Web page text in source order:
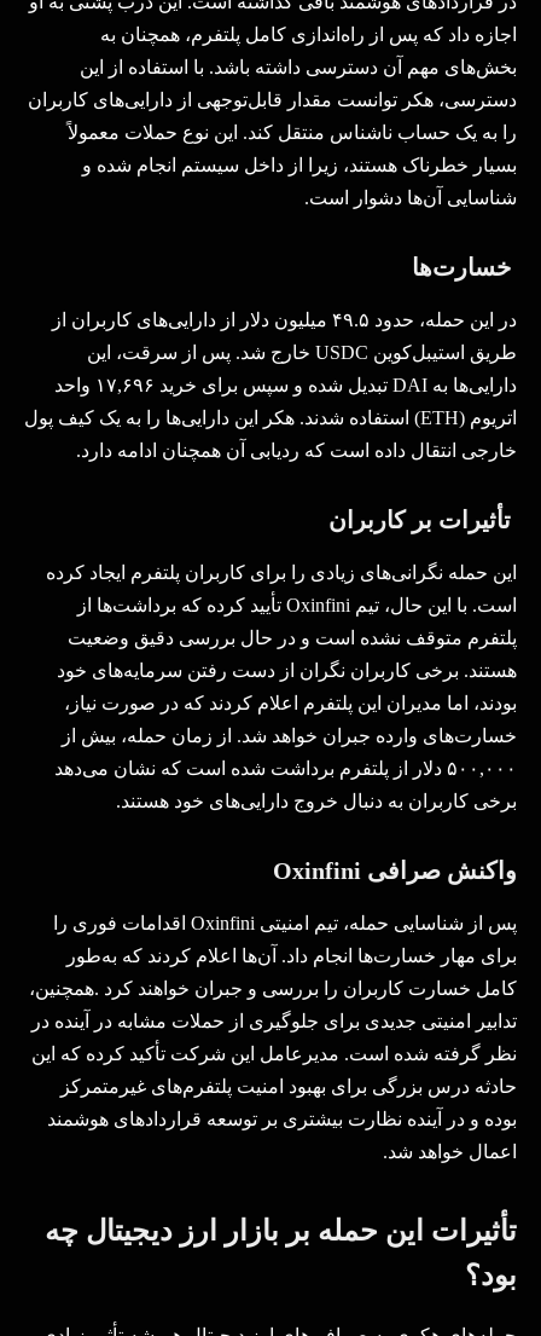
اجازه داد که پس از راه‌اندازی کامل پلتفرم، همچنان به
بخش‌های مهم آن دسترسی داشته باشد. با استفاده از این
دسترسی، هکر توانست مقدار قابل‌توجهی از دارایی‌های کاربران
را به یک حساب ناشناس منتقل کند. این نوع حملات معمولاً
بسیار خطرناک هستند، زیرا از داخل سیستم انجام شده و
شناسایی آن‌ها دشوار است.
خسارت‌ها
در این حمله، حدود ۴۹.۵ میلیون دلار از دارایی‌های کاربران از
طریق استیبل‌کوین USDC خارج شد. پس از سرقت، این
دارایی‌ها به DAI تبدیل شده و سپس برای خرید ۱۷,۶۹۶ واحد
اتریوم (ETH) استفاده شدند. هکر این دارایی‌ها را به یک کیف پول
خارجی انتقال داده است که ردیابی آن همچنان ادامه دارد.
تأثیرات بر کاربران
این حمله نگرانی‌های زیادی را برای کاربران پلتفرم ایجاد کرده
است. با این حال، تیم Oxinfini تأیید کرده که برداشت‌ها از
پلتفرم متوقف نشده است و در حال بررسی دقیق وضعیت
هستند. برخی کاربران نگران از دست رفتن سرمایه‌های خود
بودند، اما مدیران این پلتفرم اعلام کردند که در صورت نیاز،
خسارت‌های وارده جبران خواهد شد. از زمان حمله، بیش از
۵۰۰,۰۰۰ دلار از پلتفرم برداشت شده است که نشان می‌دهد
برخی کاربران به دنبال خروج دارایی‌های خود هستند.
واکنش صرافی Oxinfini
پس از شناسایی حمله، تیم امنیتی Oxinfini اقدامات فوری را
برای مهار خسارت‌ها انجام داد. آن‌ها اعلام کردند که به‌طور
کامل خسارت کاربران را بررسی و جبران خواهند کرد .همچنین،
تدابیر امنیتی جدیدی برای جلوگیری از حملات مشابه در آینده در
نظر گرفته شده است. مدیرعامل این شرکت تأکید کرده که این
حادثه درس بزرگی برای بهبود امنیت پلتفرم‌های غیرمتمرکز
بوده و در آینده نظارت بیشتری بر توسعه قراردادهای هوشمند
اعمال خواهد شد.
تأثیرات این حمله بر بازار ارز دیجیتال چه
بود؟